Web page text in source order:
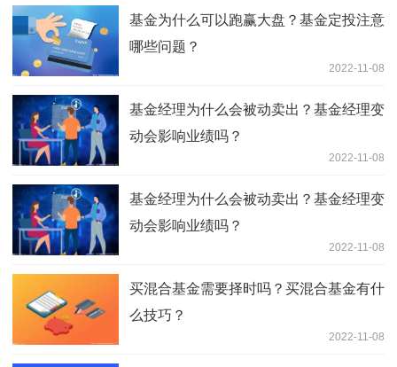
基金为什么可以跑赢大盘？基金定投注意
哪些问题？
2022-11-08
基金经理为什么会被动卖出？基金经理变
动会影响业绩吗？
2022-11-08
基金经理为什么会被动卖出？基金经理变
动会影响业绩吗？
2022-11-08
买混合基金需要择时吗？买混合基金有什
么技巧？
2022-11-08